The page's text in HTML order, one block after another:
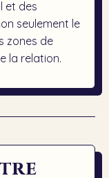
et des
seulement le
zones de
la relation.